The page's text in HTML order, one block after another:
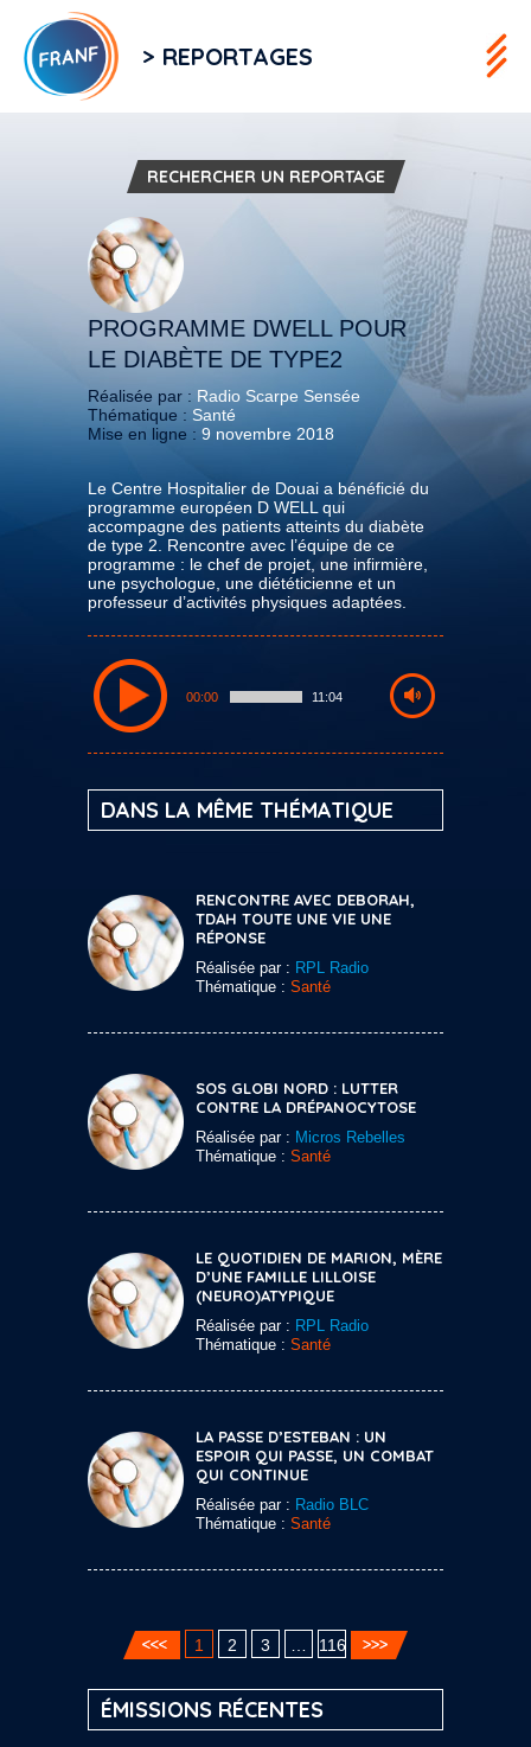
> REPORTAGES
RECHERCHER UN REPORTAGE
PROGRAMME DWELL POUR
LE DIABÈTE DE TYPE2
Réalisée par : Radio Scarpe Sensée
Thématique : Santé
Mise en ligne : 9 novembre 2018
Le Centre Hospitalier de Douai a bénéficié du
programme européen D WELL qui
accompagne des patients atteints du diabète
de type 2. Rencontre avec l’équipe de ce
programme : le chef de projet, une infirmière,
une psychologue, une diététicienne et un
professeur d’activités physiques adaptées.
00:00 11:04
DANS LA MÊME THÉMATIQUE
RENCONTRE AVEC DEBORAH,
TDAH TOUTE UNE VIE UNE
RÉPONSE
Réalisée par : RPL Radio
Thématique : Santé
SOS GLOBI NORD : LUTTER
CONTRE LA DRÉPANOCYTOSE
Réalisée par : Micros Rebelles
Thématique : Santé
LE QUOTIDIEN DE MARION, MÈRE
D’UNE FAMILLE LILLOISE
(NEURO)ATYPIQUE
Réalisée par : RPL Radio
Thématique : Santé
LA PASSE D’ESTEBAN : UN
ESPOIR QUI PASSE, UN COMBAT
QUI CONTINUE
Réalisée par : Radio BLC
Thématique : Santé
1 2 3 116
ÉMISSIONS RÉCENTES